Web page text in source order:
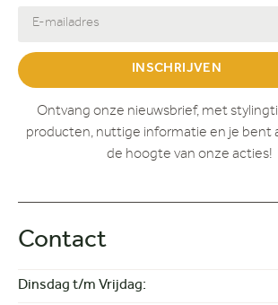
INSCHRIJVEN
Ontvang onze nieuwsbrief, met
producten, nuttige informatie en je bent
de hoogte van onze acties!
Contact
Dinsdag t/m Vrijdag: